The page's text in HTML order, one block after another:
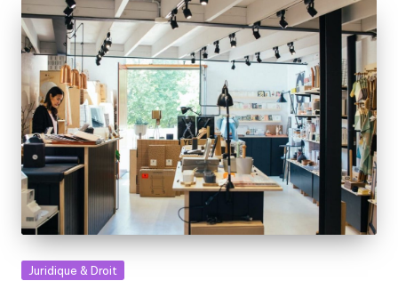
Posted
Juridique & Droit